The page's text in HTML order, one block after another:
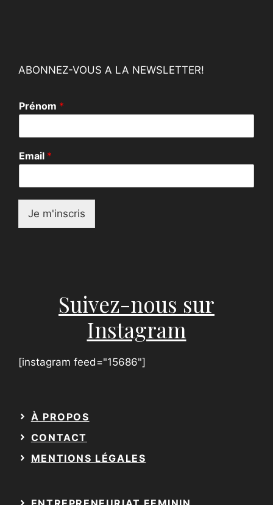
ABONNEZ-VOUS A LA NEWSLETTER!
P
r
n
m
m
a
Prénom *
Email *
Je m'inscris
Suivez-nous sur
Instagram
[instagram feed="15686"]
À PROPOS
CONTACT
MENTIONS LÉGALES